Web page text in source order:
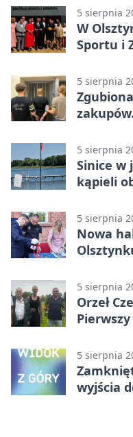
5 sierpnia
W
Sportu i
5 sierpnia
5 sierpnia
Sinice w
kąpieli
5 sierpnia
Nowa
5 sierpnia
Orzeł
5 sierpnia
wyjścia